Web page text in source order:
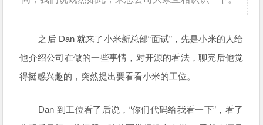
之后 Dan 就来了小米新总部“面试”，先是小米的人给
他介绍公司在做的一些事情，对开源的看法，聊完后他觉
得挺感兴趣的，突然提出要看看小米的工位。
Dan 到工位看了后说，“你们代码给我看一下”，看了